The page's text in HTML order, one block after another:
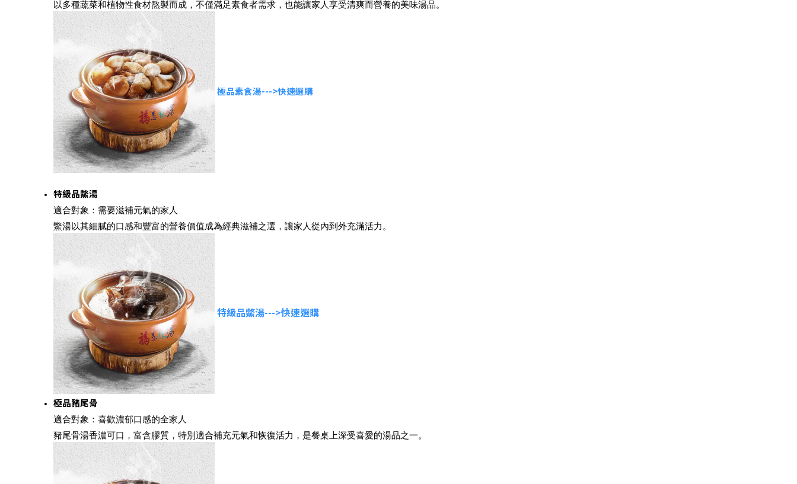
以多種蔬菜和植物性食材熬製而成，不僅滿足素食者需求，也能讓家人享受清爽而營養的美味湯品。
極品素食湯--->快速選購
特級品鱉湯
適合對象：需要滋補元氣的家人
鱉湯以其細膩的口感和豐富的營養價值成為經典滋補之選，讓家人從內到外充滿活力。
特級品鱉湯--->快速選購
極品豬尾骨
適合對象：喜歡濃郁口感的全家人
豬尾骨湯香濃可口，富含膠質，特別適合補充元氣和恢復活力，是餐桌上深受喜愛的湯品之一。